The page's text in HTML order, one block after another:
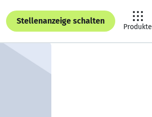
Stellenanzeige schalten
Produkte